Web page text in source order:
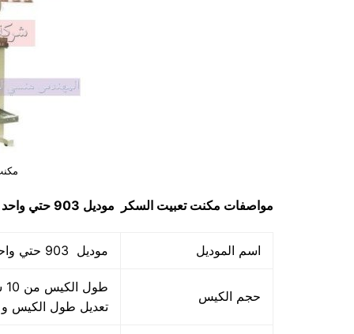
مواصفات مكنت تعبيت السكر موديل 903 حتي واحد كيلو ماركة مهندس منسي
اسم الموديل موديل 903 حتي واحد كيلو ماركة المهندس منسي
حجم الكيس
تعديل طول الكيس